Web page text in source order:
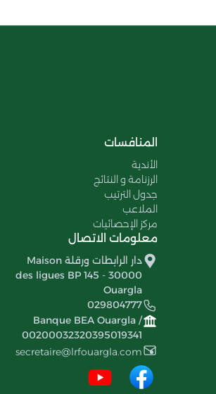
المنافسات
الأندية
الرزنامة و النتائج
جدول الترتيب
الملاعب
مركز الإحصائيات
معلومات الاتصال
دار الرابطات ورقلة Maison
des ligues BP 145 - 30000
Ouargla
029804777
Banque BEA Ouargla /
00200032320395019341
secretaire@lrfouargla.com